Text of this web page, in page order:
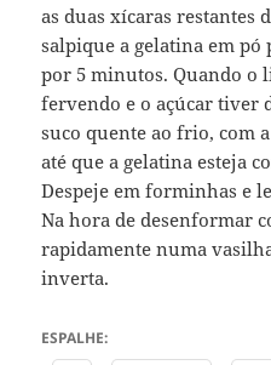
as duas xícaras restantes
salpique a gelatina em pó
por 5 minutos. Quando o
fervendo e o açúcar tiver
suco quente ao frio, com
até que a gelatina esteja
Despeje em forminhas e
Na hora de desenformar
rapidamente numa
inverta.
ESPALHE: